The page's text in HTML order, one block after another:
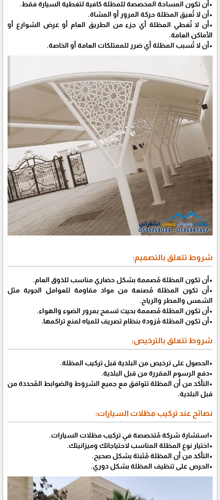
•أن تكون المساحة المخصصة للمظلة كافية لتغطية السيارة فقط.
•أن لا تُعيق المظلة حركة المرور أو المشاة.
•أن لا تُغطي المظلة أي جزء من الطريق العام أو عرض الشوارع أو
الأماكن العامة.
•أن لا تُسبب المظلة أي ضرر للممتلكات العامة أو الخاصة.
شروط تتعلق بالتصميم:
•أن تكون المظلة مُصممة بشكل حضاري مناسب للذوق العام.
•أن تكون المظلة مُصنعة من مواد مقاومة للعوامل الجوية مثل
الشمس والمطر والرياح.
•أن تكون المظلة مُصممة بحيث تسمح بمرور الضوء والهواء.
•أن تكون المظلة مُزودة بنظام تصريف للمياه لمنع تراكمها.
شروط تتعلق بالترخيص:
•الحصول على ترخيص من البلدية قبل تركيب المظلة.
•دفع الرسوم المقررة من قبل البلدية.
•التأكد من أن المظلة تتوافق مع جميع الشروط والضوابط المُحددة من
قبل البلدية.
نصائح عند تركيب مظلات السيارات:
•استشارة شركة مُتخصصة في تركيب مظلات السيارات.
•اختيار نوع المظلة المناسب لاحتياجاتك وميزانيتك.
•التأكد من أن المظلة مُثبتة بشكل صحيح.
•الحرص على تنظيف المظلة بشكل دوري.